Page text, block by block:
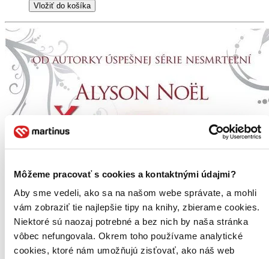
Môžeme pracovať s cookies a kontaktnými údajmi?
Aby sme vedeli, ako sa na našom webe správate, a mohli
vám zobraziť tie najlepšie tipy na knihy, zbierame cookies.
Niektoré sú naozaj potrebné a bez nich by naša stránka
vôbec nefungovala. Okrem toho používame analytické
cookies, ktoré nám umožňujú zisťovať, ako náš web
Vložiť do košíka